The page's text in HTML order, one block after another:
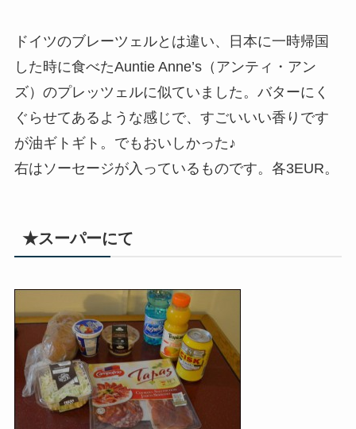
ドイツのブレーツェルとは違い、日本に一時帰国
した時に食べたAuntie Anne’s（アンティ・アン
ズ）のプレッツェルに似ていました。バターにく
ぐらせてあるような感じで、すごいいい香りです
が油ギトギト。でもおいしかった♪
右はソーセージが入っているものです。各3EUR。
★スーパーにて